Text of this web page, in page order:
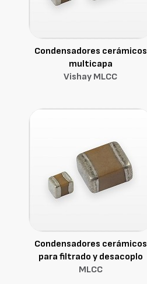
Condensadores cerámicos
multicapa
Vishay MLCC
Condensadores cerámicos
para filtrado y desacoplo
MLCC